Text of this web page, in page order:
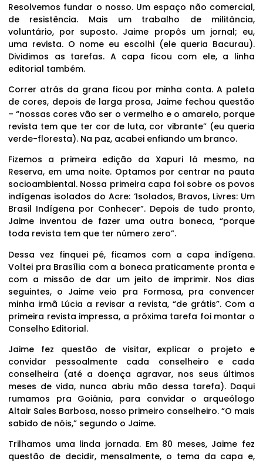
Resolvemos fundar o nosso. Um espaço não comercial,
de resistência. Mais um trabalho de militância,
voluntário, por suposto. Jaime propôs um jornal; eu,
uma revista. O nome eu escolhi (ele queria Bacurau).
Dividimos as tarefas. A capa ficou com ele, a linha
editorial também.
Correr atrás da grana ficou por minha conta. A paleta
de cores, depois de larga prosa, Jaime fechou questão
– “nossas cores vão ser o vermelho e o amarelo, porque
revista tem que ter cor de luta, cor vibrante” (eu queria
verde-floresta). Na paz, acabei enfiando um branco.
Fizemos a primeira edição da Xapuri lá mesmo, na
Reserva, em uma noite. Optamos por centrar na pauta
socioambiental. Nossa primeira capa foi sobre os povos
indígenas isolados do Acre: ‘Isolados, Bravos, Livres: Um
Brasil Indígena por Conhecer”. Depois de tudo pronto,
Jaime inventou de fazer uma outra boneca, “porque
toda revista tem que ter número zero”.
Dessa vez finquei pé, ficamos com a capa indígena.
Voltei pra Brasília com a boneca praticamente pronta e
com a missão de dar um jeito de imprimir. Nos dias
seguintes, o Jaime veio pra Formosa, pra convencer
minha irmã Lúcia a revisar a revista, “de grátis”. Com a
primeira revista impressa, a próxima tarefa foi montar o
Conselho Editorial.
Jaime fez questão de visitar, explicar o projeto e
convidar pessoalmente cada conselheiro e cada
conselheira (até a doença agravar, nos seus últimos
meses de vida, nunca abriu mão dessa tarefa). Daqui
rumamos pra Goiânia, para convidar o arqueólogo
Altair Sales Barbosa, nosso primeiro conselheiro. “O mais
sabido de nóis,” segundo o Jaime.
Trilhamos uma linda jornada. Em 80 meses, Jaime fez
questão de decidir, mensalmente, o tema da capa e,